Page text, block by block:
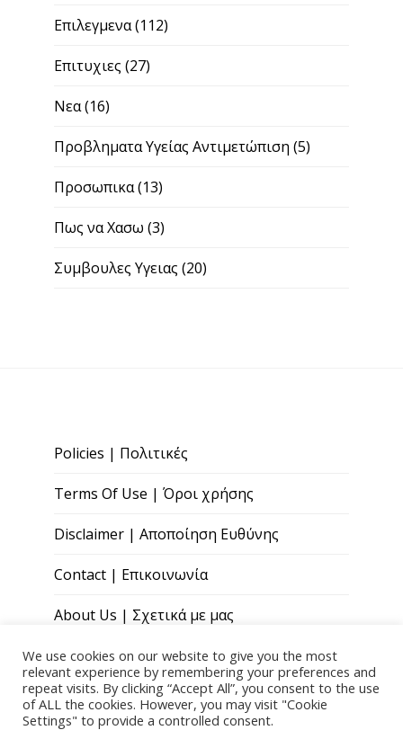
Επιλεγμενα(112)
Επιτυχιες (27)
Νεα(16)
Προβληματα Υγείας Αντιμετώπιση (5)
Προσωπικα(13)
Πως να Χασω (3)
Συμβουλες Υγειας (20)
Policies | Πολιτικές
Terms Of Use | Όροι χρήσης
Disclaimer | Αποποίηση Ευθύνης
Contact | Επικοινωνία
About Us | Σχετικά με μας
We use cookies on our website to give you the most
relevant experience by remembering your preferences and
repeat visits. By clicking “Accept All”, you consent to the use
of ALL the cookies. However, you may visit "Cookie
Settings" to provide a controlled consent.